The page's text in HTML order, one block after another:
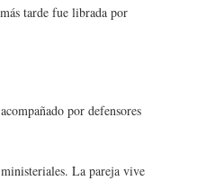
tarde fue librada por
por defensores
La pareja vive